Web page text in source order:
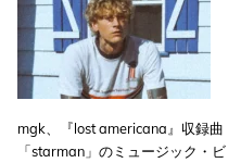
mgk、『lost americana』収録曲
「starman」のミュージック・ビ